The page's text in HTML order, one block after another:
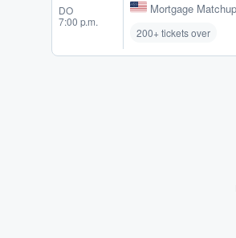
DO
7:00 p.m.
Mortgage
200+ tickets over